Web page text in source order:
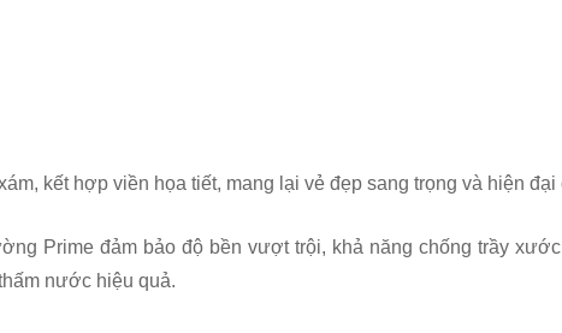
kết hợp viền họa tiết, mang lại vẻ đẹp sang trọng và hiện
Prime đảm bảo độ bền vượt trội, khả năng chống trầy
nước hiệu quả.